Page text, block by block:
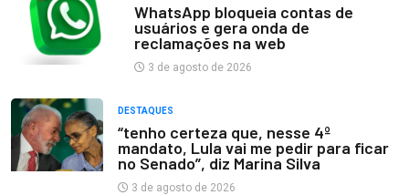
WhatsApp bloqueia contas de
usuários e gera onda de
reclamações na web
3 de agosto de 2026
DESTAQUES
“tenho certeza que, nesse 4º
mandato, Lula vai me pedir para ficar
no Senado”, diz Marina Silva
3 de agosto de 2026